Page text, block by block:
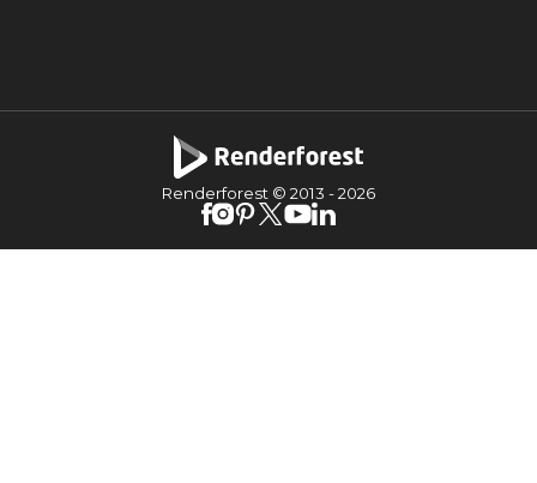
Renderforest © 2013 -2026